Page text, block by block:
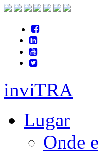
inviTRA
Lugar
Onde